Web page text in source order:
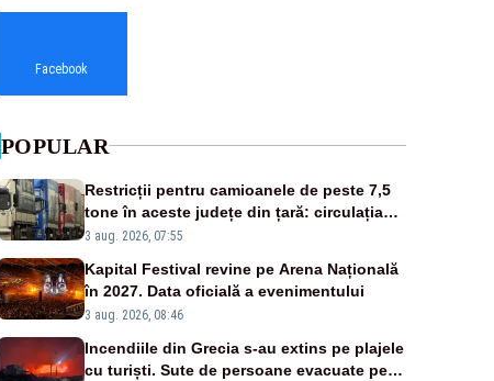
Facebook
POPULAR
Restricții pentru camioanele de peste 7,5
tone în aceste județe din țară: circulația
este interzisă luni, între orele 12:00 și
3 aug. 2026, 07:55
Kapital Festival revine pe Arena Națională
în 2027. Data oficială a evenimentului
3 aug. 2026, 08:46
Incendiile din Grecia s-au extins pe plajele
cu turiști. Sute de persoane evacuate pe